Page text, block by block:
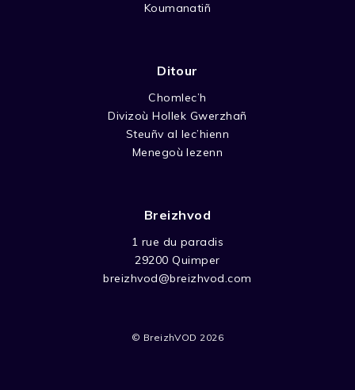
Koumanatiñ
Ditour
Chomlec’h
Divizoù Hollek Gwerzhañ
Steuñv al lec’hienn
Menegoù lezenn
Breizhvod
1 rue du paradis
29200 Quimper
breizhvod@breizhvod.com
© BreizhVOD 2026